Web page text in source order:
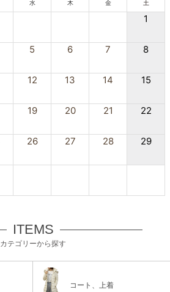
水 木 金 土
1
5 6 7 8
12 13 14 15
19 20 21 22
26 27 28 29
ITEMS
カテゴリーから探す
コート、上着